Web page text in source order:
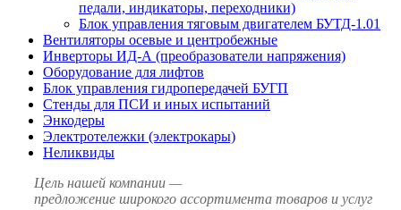
педали, индикаторы, переходники)
Блок управления тяговым двигателем БУТД-1.01
Вентиляторы осевые и центробежные
Инверторы ИД-А (преобразователи напряжения)
Оборудование для лифтов
Блок управления гидропередачей БУГП
Стенды для ПСИ и иных испытаний
Энкодеры
Электротележки (электрокары)
Неликвиды
Цель нашей компании —
предложение широкого ассортимента товаров и услуг